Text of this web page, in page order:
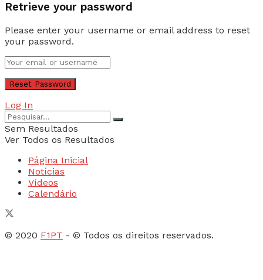
Retrieve your password
Please enter your username or email address to reset
your password.
Log In
Sem Resultados
Ver Todos os Resultados
Página Inicial
Notícias
Vídeos
Calendário
© 2020 F1PT - © Todos os direitos reservados.